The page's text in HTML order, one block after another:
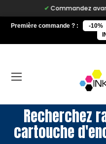
Commandez avant
Première commande ? : -10%
Recherchez
cartouche